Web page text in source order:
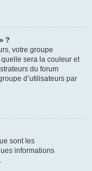
?
votre groupe
sera la couleur et
du forum
d’utilisateurs par
sont les
informations